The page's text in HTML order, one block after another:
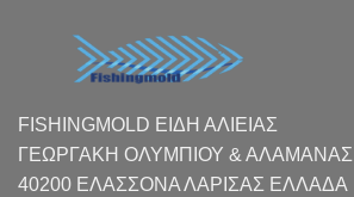
FISHINGMOLD ΕΙΔΗ ΑΛΙΕΙΑΣ
ΓΕΩΡΓΑΚΗ ΟΛΥΜΠΙΟΥ & ΑΛΑΜΑΝΑΣ
40200 ΕΛΑΣΣΟΝΑ ΛΑΡΙΣΑΣ EΛΛΑΔΑ